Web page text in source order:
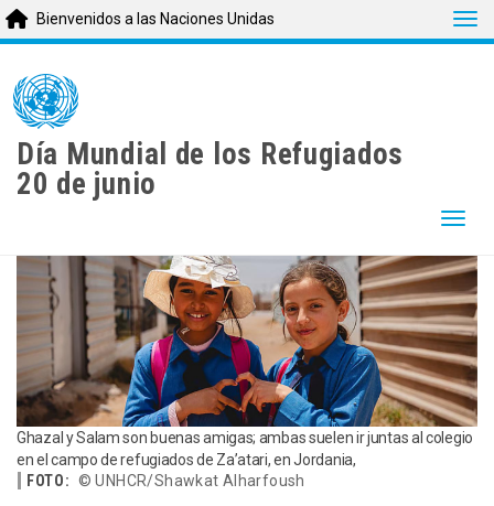
main
content
Bienvenidos a las Naciones Unidas
Día Mundial de los Refugiados
20 de junio
Ghazal y Salam son buenas amigas; ambas suelen ir juntas al colegio
en el campo de refugiados de Za’atari, en Jordania,
FOTO: © UNHCR/Shawkat Alharfoush